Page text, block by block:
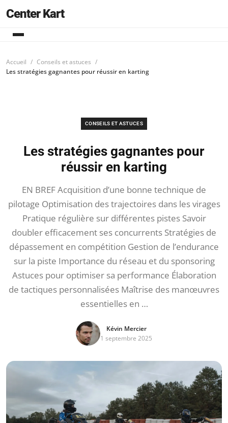
Center Kart
Accueil
Conseils et astuces
Les stratégies gagnantes pour réussir en karting
CONSEILS ET ASTUCES
Les stratégies gagnantes pour
réussir en karting
EN BREF Acquisition d’une bonne technique de
pilotage Optimisation des trajectoires dans les virages
Pratique régulière sur différentes pistes Savoir
doubler efficacement ses concurrents Stratégies de
dépassement en compétition Gestion de l’endurance
sur la piste Importance du réseau et du sponsoring
Astuces pour optimiser sa performance Élaboration
de tactiques personnalisées Maîtrise des manœuvres
essentielles en …
Kévin Mercier
1 septembre 2025